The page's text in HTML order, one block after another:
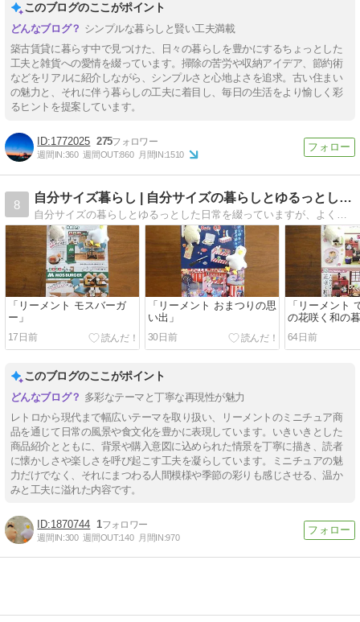
このブログのここがポイント
シンプルな暮らしと賢い工夫満載
築古賃貸に暮らす中で見つけた、日々の暮らしを豊かにするちょっとした
工夫と雑貨への愛情を綴っています。掃除の苦労や収納アイデア、節約術
などをリアルに紹介しながら、シンプルさと心地よさを追求。古い住まい
の魅力と、それに伴う暮らしの工夫に着目し、毎日の生活をより愉しく彩
るヒントを提案しています。
1772025 275
週間IN:360 週間OUT:860 月間IN:1510
8
自分サイズ暮らし | 自分サイズの暮らしとゆるっとした…
「リーメント モスバーガ
ー」
17日前
「リーメント おまつりの思
い出」
30日前
「リーメント
の花咲く和の
64日前
このブログのここがポイント
多彩なテーマと丁寧な再現性が魅力
レトロから現代まで幅広いテーマを取り扱い、リーメントのミニチュア商
品を通じて日常の風景や食文化を豊かに表現しています。いきいきとした
商品紹介とともに、背景や購入意図に込められた情景を丁寧に描き、読者
に懐かしさや楽しさを呼び起こす工夫を凝らしています。ミニチュアの魅
力だけでなく、それにまつわる人間模様や季節の彩りも感じさせる、温か
みと工夫に溢れた内容です。
1870744 1
週間IN:300 週間OUT:140 月間IN:970